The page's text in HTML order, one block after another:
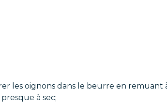
les oignons dans le beurre en remuant
à sec;